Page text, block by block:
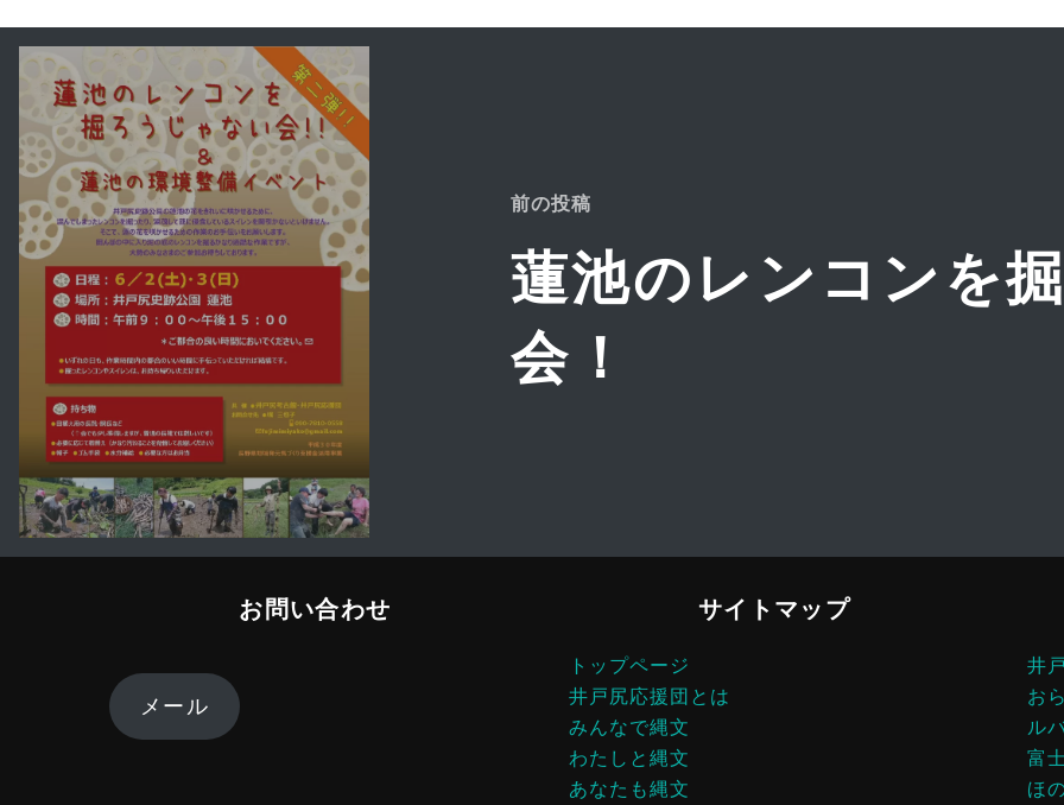
投
ナ
ビ
ゲ
ン
前
の
投
前の投稿
蓮池のレンコンを
会！
お問い合わせ
メール
サイトマップ
トップページ
井戸尻応援団とは
みんなで縄文
わたしと縄文
あなたも縄文
井
お
ル
富
ほ